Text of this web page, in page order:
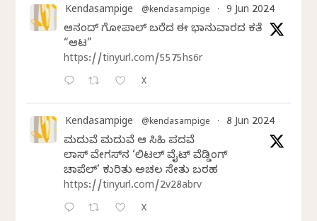
Kendasampige @kendasampige · 9 Jun 2024
ಆನಂದ್‌ ಗೋಪಾಲ್‌ ಬರೆದ ಈ ಭಾನುವಾರದ ಕತೆ
“ಆಟ”
https://tinyurl.com/5575hs6r
X
Kendasampige @kendasampige · 8 Jun 2024
ಮದುವೆ ಮದುವೆ ಆ ಸಿಹಿ ಪದವೆ
ಲಾಸ್‌ ವೇಗಸ್‌ನ ‘ಲಿಟಲ್ ವೈಟ್ ವೆಡ್ಡಿಂಗ್
ಚಾಪೆಲ್’ ಕುರಿತು ಅಚಲ ಸೇತು ಬರಹ
https://tinyurl.com/2v28abrv
X